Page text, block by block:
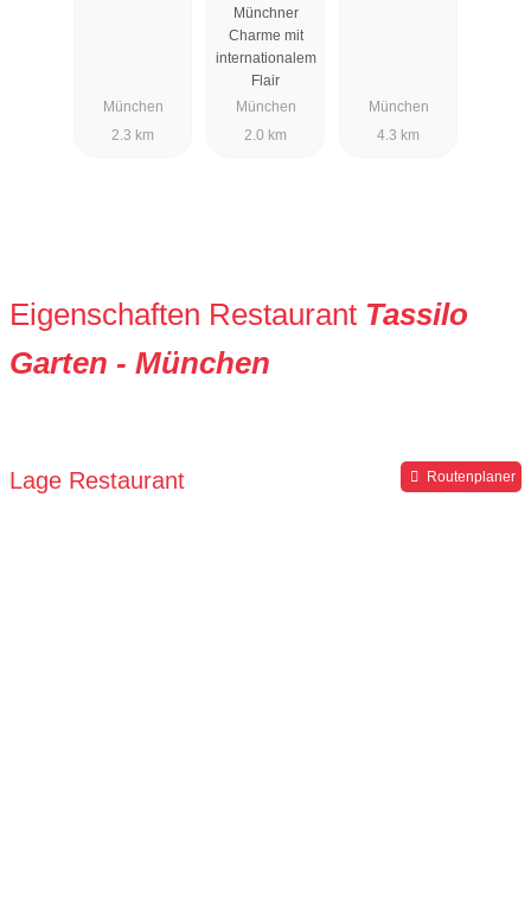
München
2.3 km
Münchner
Charme mit
internationalem
Flair
München
2.0 km
München
4.3 km
Eigenschaften Restaurant Tassilo
Garten - München
Lage Restaurant Routenplaner